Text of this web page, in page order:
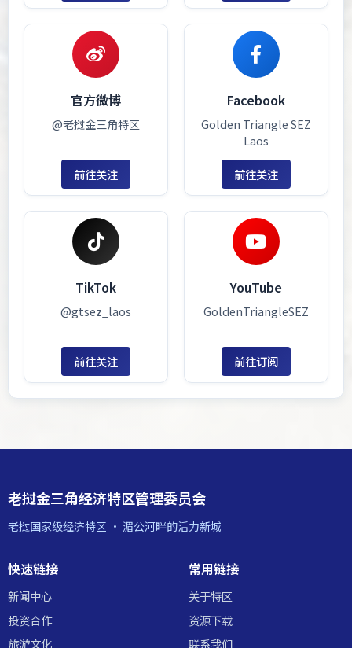
官方微博
@老挝金三角特区
前往关注
Facebook
Golden Triangle SEZ
Laos
前往关注
TikTok
@gtsez_laos
前往关注
YouTube
GoldenTriangleSEZ
前往订阅
老挝金三角经济特区管理委员会
老挝国家级经济特区 · 湄公河畔的活力新城
快速链接
新闻中心
投资合作
旅游文化
常用链接
关于特区
资源下载
联系我们